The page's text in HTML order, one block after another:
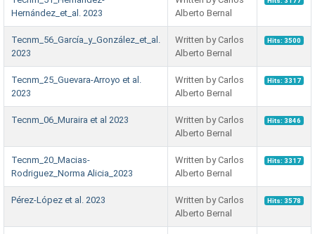
Hernández_et_al. 2023
Alberto Bernal
Tecnm_56_García_y_González_et_al.
2023
Written by Carlos
Alberto Bernal
Hits: 3500
Tecnm_25_Guevara-Arroyo et al.
2023
Written by Carlos
Alberto Bernal
Hits: 3317
Tecnm_06_Muraira et al 2023
Written by Carlos
Alberto Bernal
Hits: 3846
Tecnm_20_Macias-
Rodriguez_Norma Alicia_2023
Written by Carlos
Alberto Bernal
Hits: 3317
Pérez-López et al. 2023
Written by Carlos
Alberto Bernal
Hits: 3578